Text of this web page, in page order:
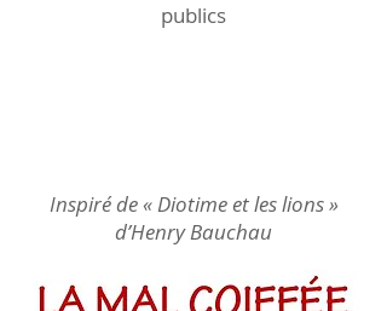
publics
Inspiré de « Diotime et les lions »
d’Henry Bauchau